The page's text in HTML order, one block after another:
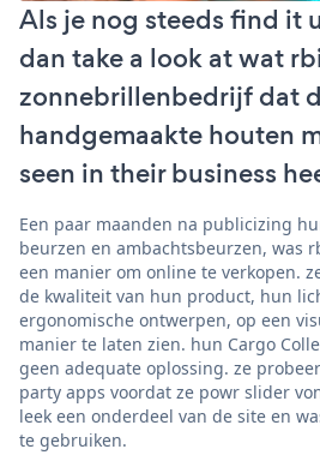
Als je nog steeds find it
dan take a look at wat
zonnebrillenbedrijf dat
handgemaakte houten
seen in their business
Een paar maanden na publicizing
beurzen en ambachtsbeurzen, was
een manier om online te verkopen.
de kwaliteit van hun product, hun
ergonomische ontwerpen, op een
manier te laten zien. hun Cargo
geen adequate oplossing. ze
party apps voordat ze powr slider
leek een onderdeel van de site en
te gebruiken.